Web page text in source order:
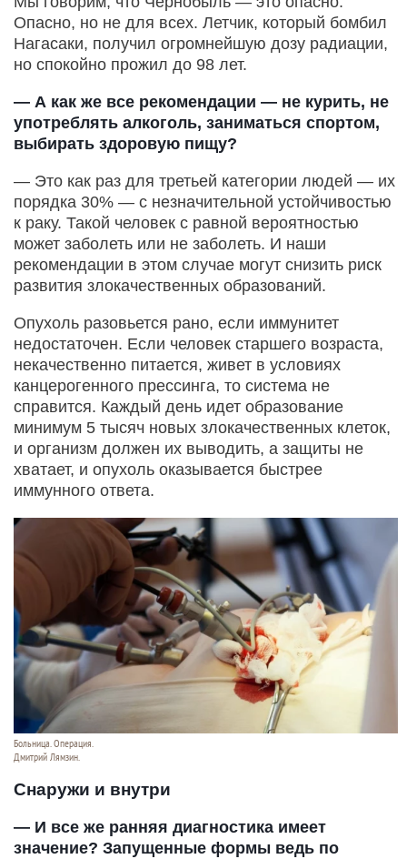
Опасно, но не для всех. Летчик, который бомбил
Нагасаки, получил огромнейшую дозу радиации,
но спокойно прожил до 98 лет.
— А как же все рекомендации — не курить, не
употреблять алкоголь, заниматься спортом,
выбирать здоровую пищу?
— Это как раз для третьей категории людей — их
порядка 30% — с незначительной устойчивостью
к раку. Такой человек с равной вероятностью
может заболеть или не заболеть. И наши
рекомендации в этом случае могут снизить риск
развития злокачественных образований.
Опухоль разовьется рано, если иммунитет
недостаточен. Если человек старшего возраста,
некачественно питается, живет в условиях
канцерогенного прессинга, то система не
справится. Каждый день идет образование
минимум 5 тысяч новых злокачественных клеток,
и организм должен их выводить, а защиты не
хватает, и опухоль оказывается быстрее
иммунного ответа.
Больница. Операция.
Дмитрий Лямзин.
Снаружи и внутри
— И все же ранняя диагностика имеет
значение? Запущенные формы ведь по